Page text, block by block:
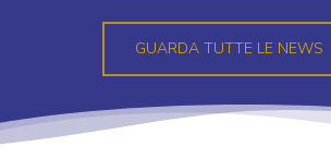
GUARDA TUTTE LE NEWS